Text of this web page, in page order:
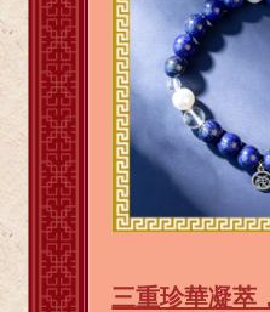
三重珍華凝萃